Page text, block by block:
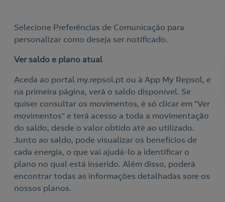
Selecione Preferências de Comunicação para
personalizar como deseja ser notificado.
Ver saldo e plano atual
Aceda ao portal my.repsol.pt ou à App My Repsol, e
na primeira página, verá o saldo disponível. Se
quiser consultar os movimentos, é só clicar em "Ver
movimentos" e terá acesso a toda a movimentação
do saldo, desde o valor obtido até ao utilizado.
Junto ao saldo, pode visualizar os benefícios de
cada energia, o que vai ajudá-lo a identificar o
plano no qual está inserido. Além disso, poderá
encontrar todas as informações detalhadas sore os
nossos planos.